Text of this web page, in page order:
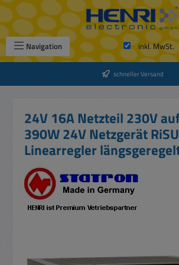
Zum Hauptinhalt springen
Navigation inkl. MwSt.
schneller Versand
24V 16A Netzteil 230V
390W 24V Netzgerät
Linearregler